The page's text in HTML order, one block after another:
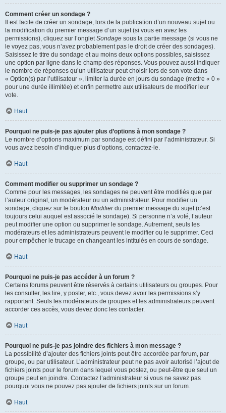
Comment créer un sondage ?
Il est facile de créer un sondage, lors de la publication d’un nouveau sujet ou
la modification du premier message d’un sujet (si vous en avez les
permissions), cliquez sur l’ongletSondage sous la partie message (si vous ne
le voyez pas, vous n’avez probablement pas le droit de créer des sondages).
Saisissez le titre du sondage et au moins deux options possibles, saisissez
une option par ligne dans le champ des réponses. Vous pouvez aussi indiquer
le nombre de réponses qu’un utilisateur peut choisir lors de son vote dans
« Option(s) par l’utilisateur », limiter la durée en jours du sondage (mettre « 0 »
pour une durée illimitée) et enfin permettre aux utilisateurs de modifier leur
vote.
Haut
Pourquoi ne puis-je pas ajouter plus d’options à mon sondage ?
Le nombre d’options maximum par sondage est défini par l’administrateur. Si
vous avez besoin d’indiquer plus d’options, contactez-le.
Haut
Comment modifier ou supprimer un sondage ?
Comme pour les messages, les sondages ne peuvent être modifiés que par
l’auteur original, un modérateur ou un administrateur. Pour modifier un
sondage, cliquez sur le bouton Modifierdu premier message du sujet (c’est
toujours celui auquel est associé le sondage). Si personne n’a voté, l’auteur
peut modifier une option ou supprimer le sondage. Autrement, seuls les
modérateurs et les administrateurs peuvent le modifier ou le supprimer. Ceci
pour empêcher le trucage en changeant les intitulés en cours de sondage.
Haut
Pourquoi ne puis-je pas accéder à un forum ?
Certains forums peuvent être réservés à certains utilisateurs ou groupes. Pour
les consulter, les lire, y poster, etc., vous devez avoir les permissions s’y
rapportant. Seuls les modérateurs de groupes et les administrateurs peuvent
accorder ces accès, vous devez donc les contacter.
Haut
Pourquoi ne puis-je pas joindre des fichiers à mon message ?
La possibilité d’ajouter des fichiers joints peut être accordée par forum, par
groupe, ou par utilisateur. L’administrateur peut ne pas avoir autorisé l’ajout de
fichiers joints pour le forum dans lequel vous postez, ou peut-être que seul un
groupe peut en joindre. Contactez l’administrateur si vous ne savez pas
pourquoi vous ne pouvez pas ajouter de fichiers joints sur un forum.
Haut